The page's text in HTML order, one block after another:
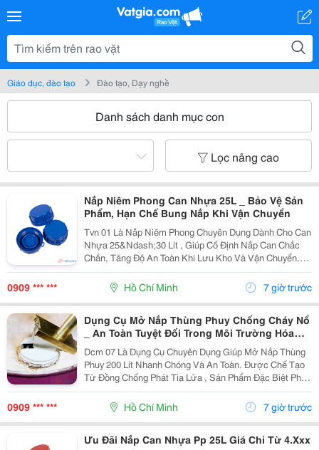
Giáo dục, đào tạo Đào tạo, Dạy nghề
Danh sách danh mục con
Lọc nâng cao
Nắp Niêm Phong Can Nhựa 25L _ Bảo Vệ Sản
Phẩm, Hạn Chế Bung Nắp Khi Vận Chuyển
Tvn 01 Là Nắp Niêm Phong Chuyên Dụng Dành Cho Can
Nhựa 25&Ndash;30 Lít , Giúp Cố Định Nắp Can Chắc
Chắn, Tăng Độ An Toàn Khi Lưu Kho Và Vận Chuyển.
Được Sản Xuất Từ Nhựa Chất Lượng Cao , Sản Phẩm
Có Nhiều Màu Sắc Để Thuận Tiện Phân Loại Và Nhận
0909 *** *** Hồ Chí Minh 7 giờ trước
Dụng Cụ Mở Nắp Thùng Phuy Chống Cháy Nổ
_ An Toàn Tuyệt Đối Trong Môi Trường Hóa
Chất
Dcm 07 Là Dụng Cụ Chuyên Dụng Giúp Mở Nắp Thùng
Phuy 200 Lít Nhanh Chóng Và An Toàn. Được Chế Tạo
Từ Đồng Chống Phát Tia Lửa , Sản Phẩm Đặc Biệt Phù
Hợp Cho Các Khu Vực Làm Việc Có Nguy Cơ Cháy Nổ
Như Kho Xăng Dầu, Hóa Chất Và Dung Môi. Thông
0909 *** *** Hồ Chí Minh 7 giờ trước
Ưu Đãi Nắp Can Nhựa Pp 25L Giá Chỉ Từ 4.Xxx